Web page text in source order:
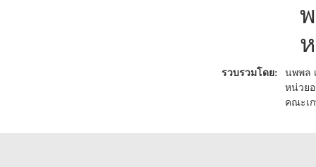
รวบรวมโดย:
นพพล
หน่วย
คณะเ